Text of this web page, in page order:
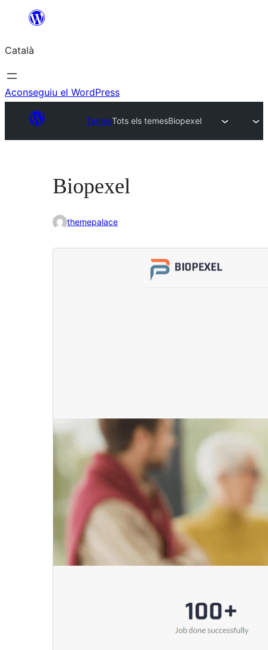
contingut
Català
Aconseguiu el WordPress
TemesTots els temesBiopexel
Biopexel
themepalace